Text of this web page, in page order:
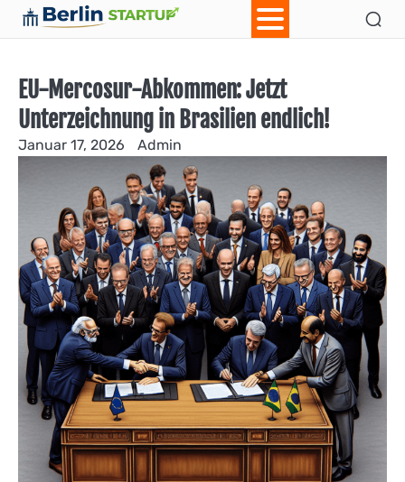
Skip
EU-Mercosur-Abkommen: Jetzt
Unterzeichnung in Brasilien endlich!
Januar 17, 2026 Admin